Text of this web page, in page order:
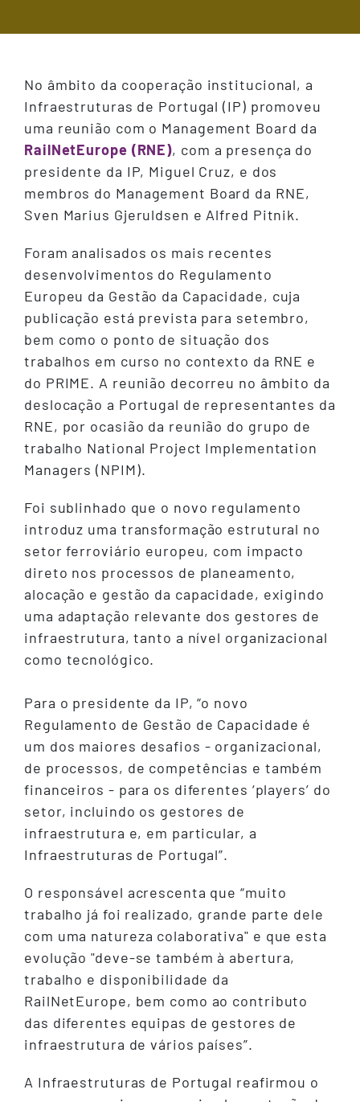
No âmbito da cooperação institucional, a
Infraestruturas de Portugal (IP) promoveu
uma reunião com o Management Board da
RailNetEurope (RNE), com a presença do
presidente da IP, Miguel Cruz, e dos
membros do Management Board da RNE,
Sven Marius Gjeruldsen e Alfred Pitnik.
Foram analisados os mais recentes
desenvolvimentos do Regulamento
Europeu da Gestão da Capacidade, cuja
publicação está prevista para setembro,
bem como o ponto de situação dos
trabalhos em curso no contexto da RNE e
do PRIME. A reunião decorreu no âmbito da
deslocação a Portugal de representantes da
RNE, por ocasião da reunião do grupo de
trabalho National Project Implementation
Managers (NPIM).
Foi sublinhado que o novo regulamento
introduz uma transformação estrutural no
setor ferroviário europeu, com impacto
direto nos processos de planeamento,
alocação e gestão da capacidade, exigindo
uma adaptação relevante dos gestores de
infraestrutura, tanto a nível organizacional
como tecnológico.
Para o presidente da IP, “o novo
Regulamento de Gestão de Capacidade é
um dos maiores desafios - organizacional,
de processos, de competências e também
financeiros - para os diferentes ‘players’ do
setor, incluindo os gestores de
infraestrutura e, em particular, a
Infraestruturas de Portugal”.
O responsável acrescenta que “muito
trabalho já foi realizado, grande parte dele
com uma natureza colaborativa" e que esta
evolução "deve-se também à abertura,
trabalho e disponibilidade da
RailNetEurope, bem como ao contributo
das diferentes equipas de gestores de
infraestrutura de vários países”.
A Infraestruturas de Portugal reafirmou o